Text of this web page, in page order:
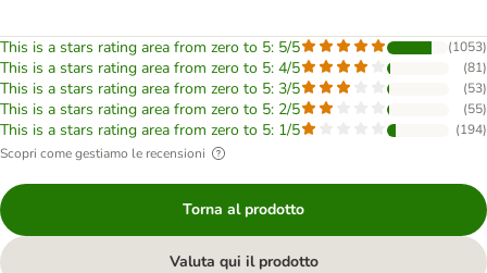
This is a stars rating area from zero to 5: 5/5 (1053)
This is a stars rating area from zero to 5: 4/5 (81)
This is a stars rating area from zero to 5: 3/5 (53)
This is a stars rating area from zero to 5: 2/5 (55)
This is a stars rating area from zero to 5: 1/5 (194)
Scopri come gestiamo le recensioni
Torna al prodotto
Valuta qui il prodotto